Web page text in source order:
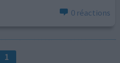
0 réactions
1